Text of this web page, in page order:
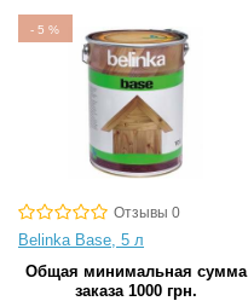
-5%
Отзывы 0
Belinka Base, 5 л
Общая минимальная сумма
заказа 1000 грн.